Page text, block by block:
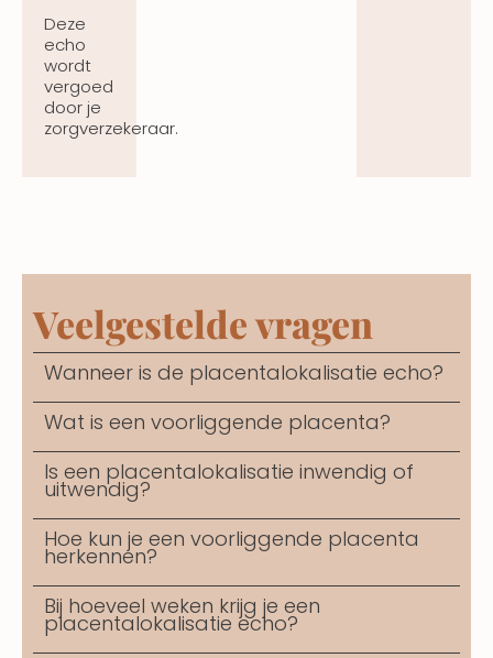
Deze
echo
wordt
vergoed
door je
zorgverzekeraar.
Veelgestelde vragen
Wanneer is de placentalokalisatie echo?
Wat is een voorliggende placenta?
Is een placentalokalisatie inwendig of
uitwendig?
Hoe kun je een voorliggende placenta
herkennen?
Bij hoeveel weken krijg je een
placentalokalisatie echo?